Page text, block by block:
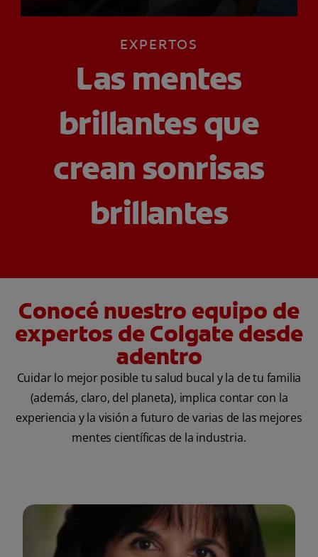
EXPERTOS
Las mentes
brillantes que
crean sonrisas
brillantes
Conocé nuestro equipo de
expertos de Colgate desde
adentro
Cuidar lo mejor posible tu salud bucal y la de tu familia
(además, claro, del planeta), implica contar con la
experiencia y la visión a futuro de varias de las mejores
mentes científicas de la industria.